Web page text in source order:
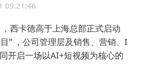
09:21:46
西卡德高于上海总部正式启动
” ，公司管理层及销售、营销、I
开启一场以AI+短视频为核心的